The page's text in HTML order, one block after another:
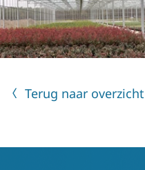
Terug naar overzicht